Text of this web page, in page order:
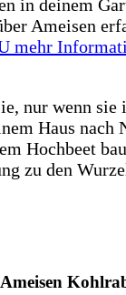
in deinem
Ameisen
mehr
nur wenn sie
Haus nach
Hochbeet
zu den